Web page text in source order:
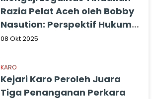
Razia Pelat Aceh oleh Bobby
Nasution: Perspektif Hukum
Pidana
08 Okt 2025
KARO
Kejari Karo Peroleh Juara
Tiga Penanganan Perkara